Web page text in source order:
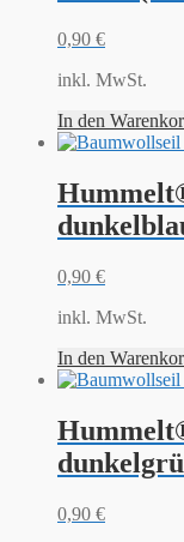
0,90 €
inkl. MwSt.
In den
0,90 €
inkl. MwSt.
In den
0,90 €